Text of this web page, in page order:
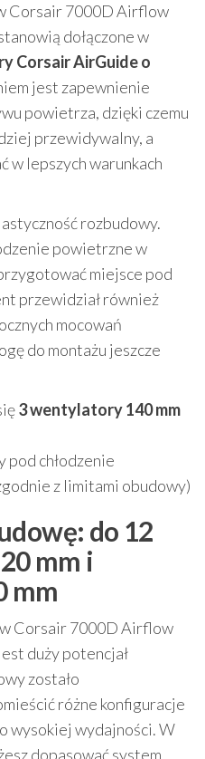
Corsair 7000D Airflow
dołączone w
Corsair AirGuide o
jest zapewnienie
powietrza, dzięki czemu
przewidywalny, a
w lepszych warunkach
rozbudowy.
powietrzne w
miejsce pod
przewidział również
mocowań
do montażu jeszcze
3 wentylatory 140 mm
chłodzenie
z limitami obudowy)
do 12
mm i
mm
Corsair 7000D Airflow
duży potencjał
zostało
różne konfiguracje
wysokiej wydajności. W
dopasować system